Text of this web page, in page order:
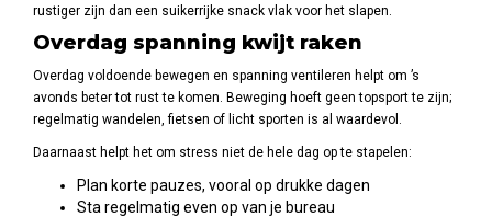
rustiger zijn dan een suikerrijke snack vlak voor het slapen.
Overdag spanning kwijt raken
Overdag voldoende bewegen en spanning ventileren helpt om ’s
avonds beter tot rust te komen. Beweging hoeft geen topsport te zijn;
regelmatig wandelen, fietsen of licht sporten is al waardevol.
Daarnaast helpt het om stress niet de hele dag op te stapelen:
Plan korte pauzes, vooral op drukke dagen
Sta regelmatig even op van je bureau